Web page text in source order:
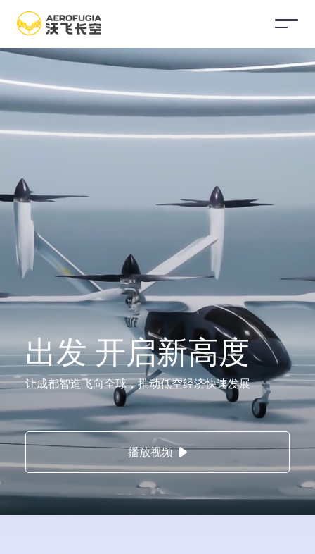
出发 开启新高度
让成都智造飞向全球，推动低空经济快速发展
播放视频